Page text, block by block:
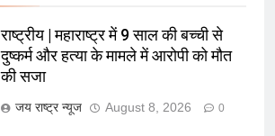
राष्ट्रीय | महाराष्ट्र में 9 साल की बच्ची से
दुष्कर्म और हत्या के मामले में आरोपी को मौत
की सजा
जय राष्ट्र न्यूज August 8, 2026 0